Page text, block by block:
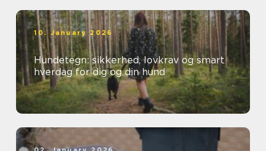
10. January 2026
Hundetegn: sikkerhed, lovkrav og smart
hverdag for dig og din hund